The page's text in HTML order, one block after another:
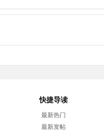
快捷导读
最新热门
最新发帖